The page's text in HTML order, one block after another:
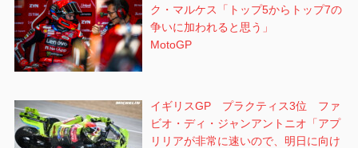
ク・マルケス「トップ5からトップ7の
争いに加われると思う」
MotoGP
イギリスGP プラクティス3位 ファ
ビオ・ディ・ジャンアントニオ「アプ
リリアが非常に速いので、明日に向け